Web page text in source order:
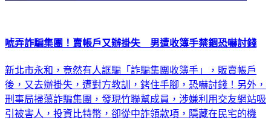
唬弄詐騙集團！賣帳戶又辦掛失 男遭收簿手禁錮恐嚇討錢
新北市永和，竟然有人誆騙「詐騙集團收簿手」，販賣帳戶
後，又去辦掛失，遭對方教訓，銬住手腳，恐嚇討錢！另外，
刑事局掃蕩詐騙集團，發現竹聯幫成員，涉嫌利用交友網站吸
引被害人，投資比特幣，卻從中詐領款項，隱藏在民宅的機